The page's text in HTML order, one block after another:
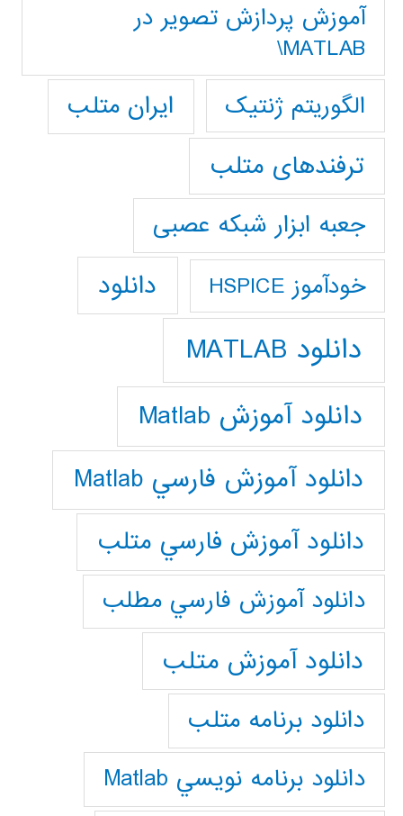
آموزش پردازش تصوير در
MATLAB\
الگوریتم ژنتیک
ایران متلب
ترفندهای متلب
جعبه ابزار شبکه عصبی
خودآموز HSPICE دانلود
دانلود MATLAB
دانلود آموزش Matlab
دانلود آموزش فارسي Matlab
دانلود آموزش فارسي متلب
دانلود آموزش فارسي مطلب
دانلود آموزش متلب
دانلود برنامه متلب
دانلود برنامه نويسي Matlab